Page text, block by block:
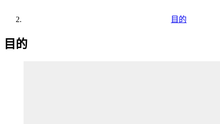
目的
目的